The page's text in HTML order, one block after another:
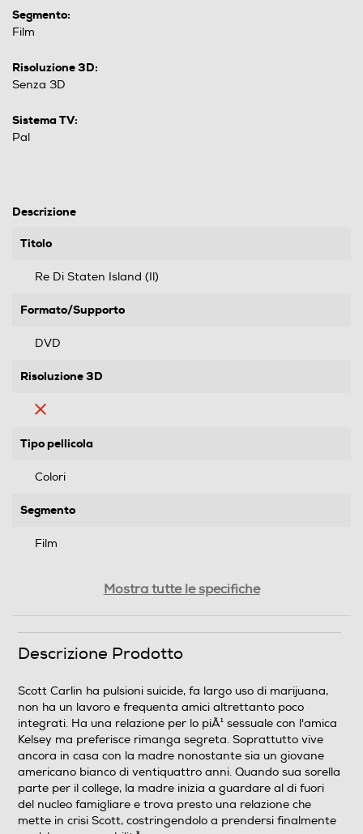
Segmento:
Film
Risoluzione 3D:
Senza 3D
Sistema TV:
Pal
Descrizione
Titolo
Re Di Staten Island (Il)
Formato/Supporto
DVD
Risoluzione 3D
Tipo pellicola
Colori
Segmento
Film
Sistema TV
Pal
Area Geografica del articolo
Area 2 (Europa/Giappone)
Mostra tutte le specifiche
Descrizione Prodotto
Scott Carlin ha pulsioni suicide, fa largo uso di marijuana,
non ha un lavoro e frequenta amici altrettanto poco
integrati. Ha una relazione per lo piÃ¹ sessuale con l'amica
Kelsey ma preferisce rimanga segreta. Soprattutto vive
ancora in casa con la madre nonostante sia un giovane
americano bianco di ventiquattro anni. Quando sua sorella
parte per il college, la madre inizia a guardare al di fuori
del nucleo famigliare e trova presto una relazione che
mette in crisi Scott, costringendolo a prendersi finalmente